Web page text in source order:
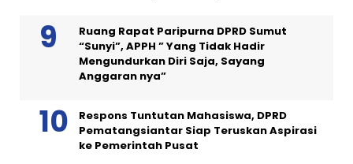
Ruang Rapat Paripurna DPRD Sumut
“Sunyi”, APPH ” Yang Tidak Hadir
Mengundurkan Diri Saja, Sayang
Anggaran nya”
Respons Tuntutan Mahasiswa, DPRD
Pematangsiantar Siap Teruskan Aspirasi
ke Pemerintah Pusat